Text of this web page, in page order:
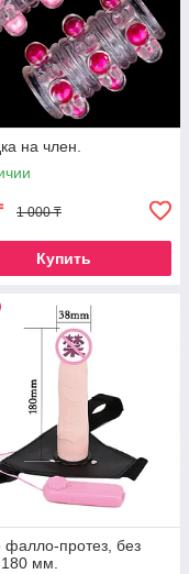
на член.
1 000 ₸
Купить
фалло-протез, без
180 мм.